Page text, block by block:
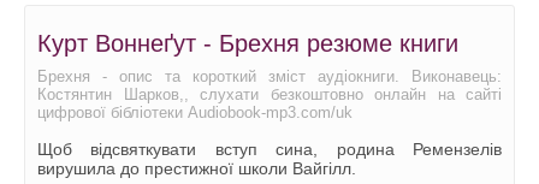
Курт Воннеґут - Брехня резюме книги
Брехня - опис та короткий зміст аудіокниги. Виконавець:
Костянтин Шарков,, слухати безкоштовно онлайн на сайті
цифрової бібліотеки Audiobook-mp3.com/uk
Щоб відсвяткувати вступ сина, родина Ремензелів
вирушила до престижної школи Вайгілл.